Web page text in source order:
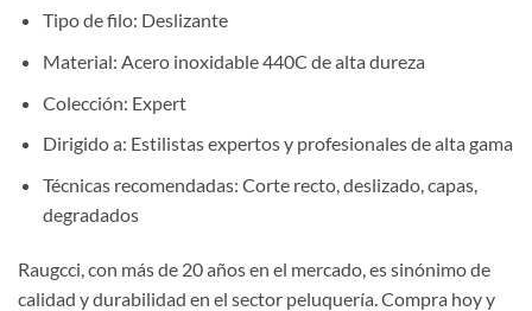
Tipo de filo: Deslizante
Material: Acero inoxidable 440C de alta dureza
Colección: Expert
Dirigido a: Estilistas expertos y profesionales de alta gama
Técnicas recomendadas: Corte recto, deslizado, capas,
degradados
Raugcci, con más de 20 años en el mercado, es sinónimo de
calidad y durabilidad en el sector peluquería. Compra hoy y